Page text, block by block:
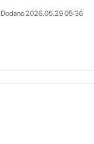
Dodano 2026.05.29 05:36